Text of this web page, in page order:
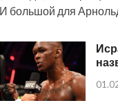
И большой для